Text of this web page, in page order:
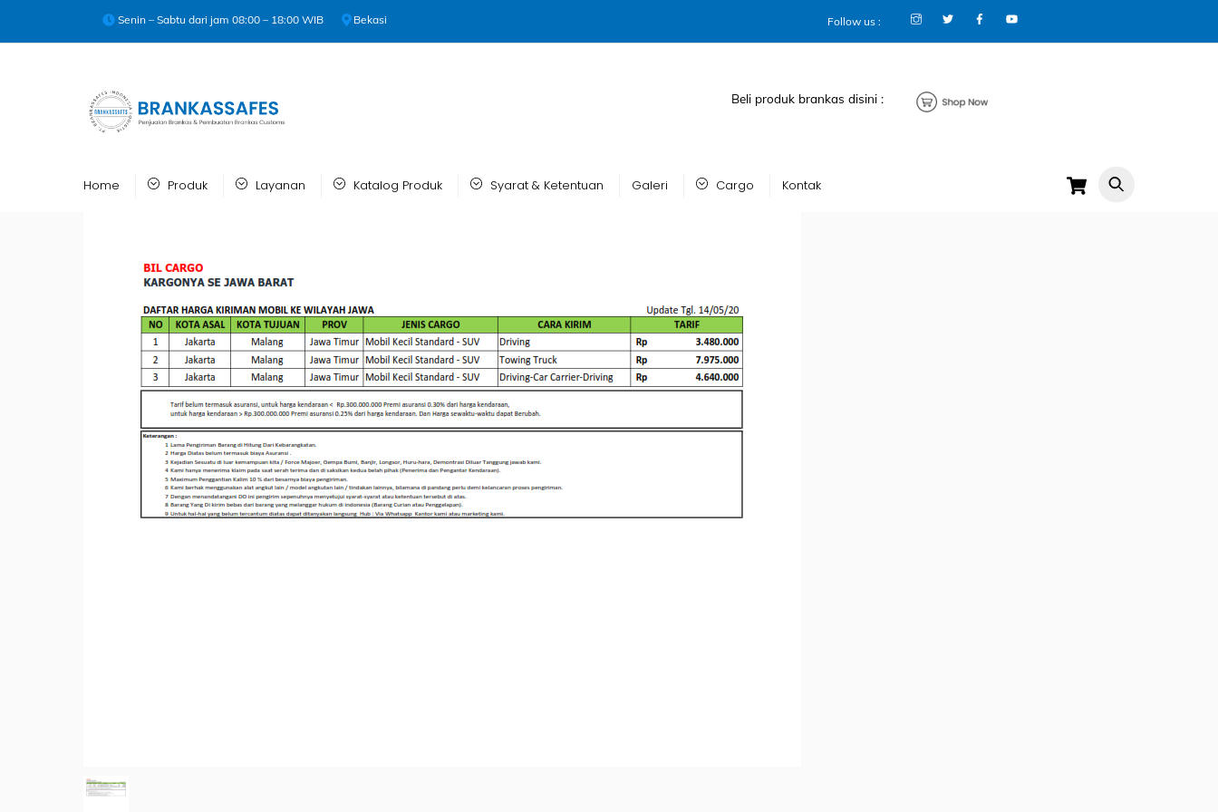
content
Senin – Sabtu dari jam 08:00 – 18:00 WIB Bekasi Follow us :
Cart
Home Produk Layanan Katalog Produk Syarat & Ketentuan Galeri Cargo Kontak
Beli produk brankas disini :